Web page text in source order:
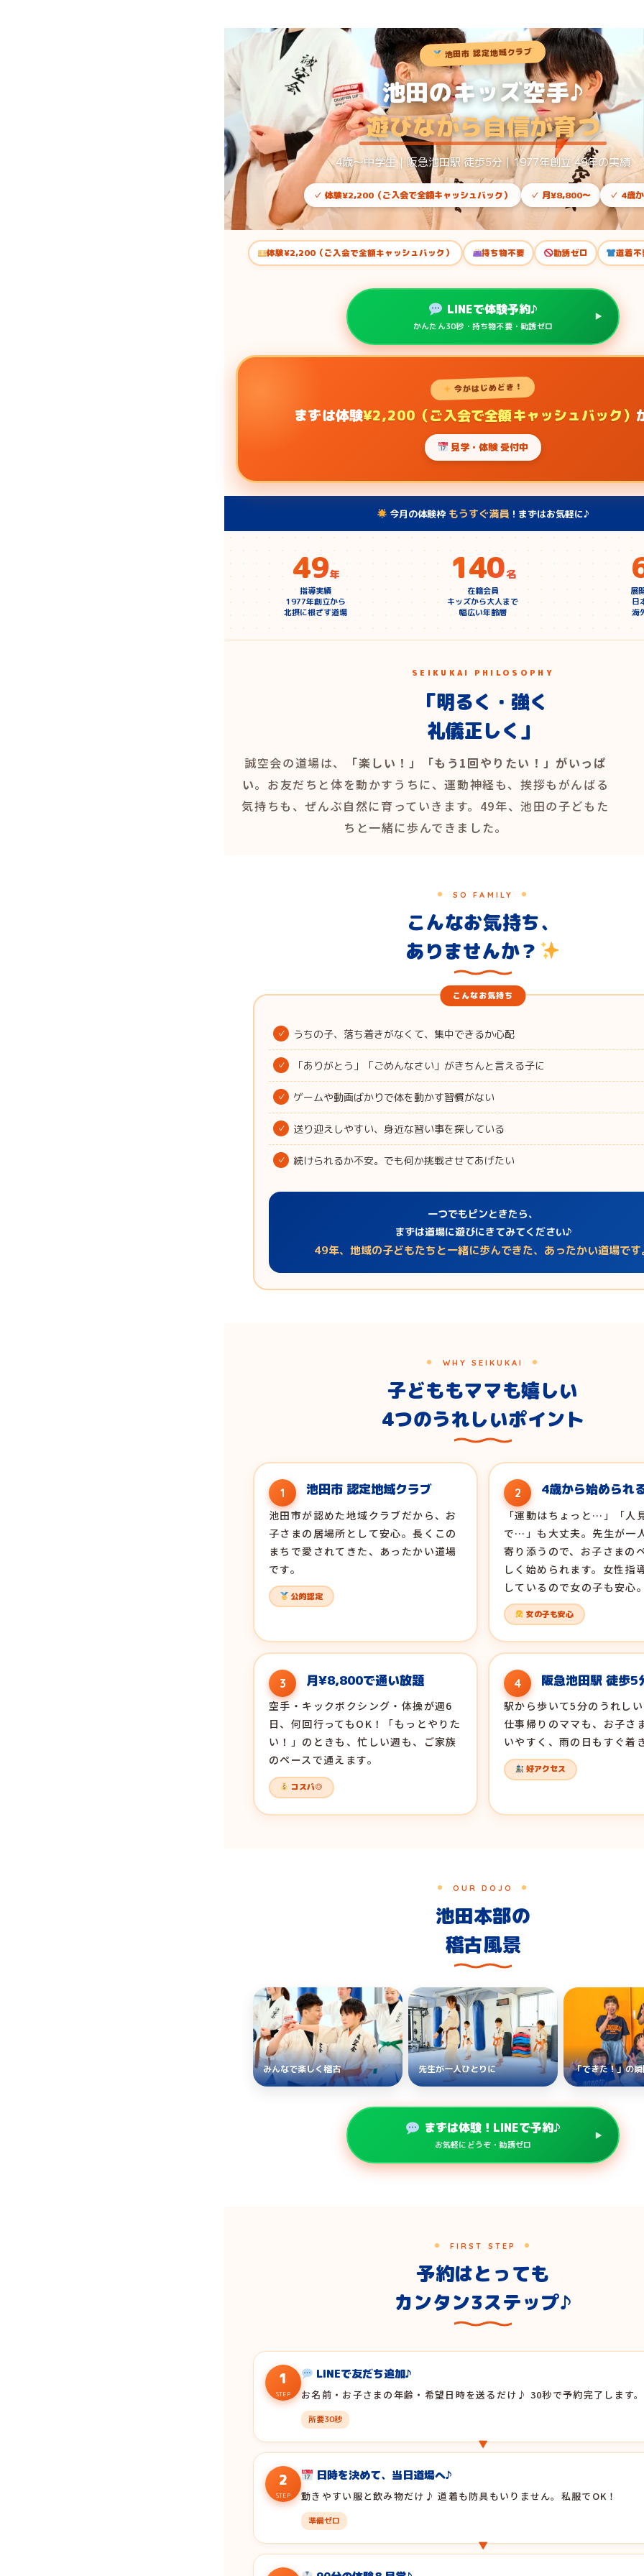
池田市 認定地域クラブ
池田のキッズ空手♪
遊びながら自信が育つ
4歳〜中学生｜阪急池田駅 徒歩5分｜1977年創立 49年の実績
✓ 体験¥2,200（ご入会で全額キャッシュバック） ✓ 月¥8,800〜 ✓ 4歳
体験¥2,200（ご入会で全額キャッシュバック） 持ち物不要 勧誘ゼロ 道着不
LINEで体験予約♪
かんたん30秒・持ち物不要・勧誘ゼロ
今がはじめどき！
まずは体験¥2,200（ご入会で全額キャッシュバック）
見学・体験 受付中
今月の体験枠 もうすぐ満員 ！まずはお気軽に♪
49年
指導実績
1977年創立から
北摂に根ざす道場
140名
在籍会員
キッズから大人まで
幅広い年齢層
展
日
海
SEIKUKAI PHILOSOPHY
「明るく・強く
礼儀正しく」
誠空会の道場は、
「楽しい！」「もう1回やりたい！」がいっぱ
い。お友だちと体を動かすうちに、運動神経も、挨拶もがんばる
気持ちも、ぜんぶ自然に育っていきます。49年、池田の子どもた
ちと一緒に歩んできました。
SO FAMILY
こんなお気持ち、
ありませんか？
うちの子、落ち着きがなくて、集中できるか心配
「ありがとう」「ごめんなさい」がきちんと言える子に
ゲームや動画ばかりで体を動かす習慣がない
送り迎えしやすい、身近な習い事を探している
続けられるか不安。でも何か挑戦させてあげたい
一つでもピンときたら、
まずは道場に遊びにきてみてください♪
49年、地域の子どもたちと一緒に歩んできた、あったかい道場です
WHY SEIKUKAI
子どももママも嬉しい
4つのうれしいポイント
1 池田市 認定地域クラブ
池田市が認めた地域クラブだから、お
子さまの居場所として安心。長くこの
まちで愛されてきた、あったかい道場
です。
公的認定
2 4歳から始められ
「運動はちょっと…」「人
で…」も大丈夫。先生が一
寄り添うので、お子さまの
しく始められます。女性指
しているので女の子も安心
女の子も安心
3 月¥8,800で通い放題
空手・キックボクシング・体操が週6
日、何回行ってもOK！「もっとやりた
い！」のときも、忙しい週も、ご家族
のペースで通えます。
コスパ◎
4 阪急池田駅 徒歩5
駅から歩いて5分のうれし
仕事帰りのママも、お子さ
いやすく、雨の日もすぐ着
好アクセス
OUR DOJO
池田本部の
稽古風景
みんなで楽しく稽古 先生が一人ひとりに 「できた！」の
まずは体験！LINEで予約♪
お気軽にどうぞ・勧誘ゼロ
FIRST STEP
予約はとっても
カンタン3ステップ♪
1
STEP
LINEで友だち追加♪
お名前・お子さまの年齢・希望日時を送るだけ♪ 30秒で予約完了します。
所要30秒
2
STEP
日時を決めて、当日道場へ♪
動きやすい服と飲み物だけ♪ 道着も防具もいりません。私服でOK！
準備ゼロ